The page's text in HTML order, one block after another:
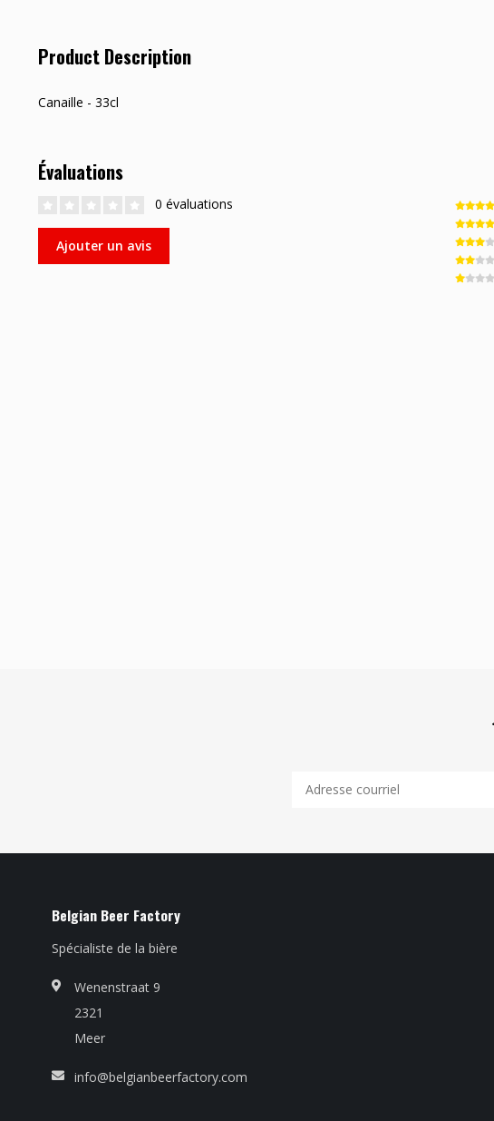
Product Description
Canaille - 33cl
Évaluations
0 évaluations
Ajouter un avis
Belgian Beer Factory
Spécialiste de la bière
Wenenstraat 9
2321
Meer
info@belgianbeerfactory.com